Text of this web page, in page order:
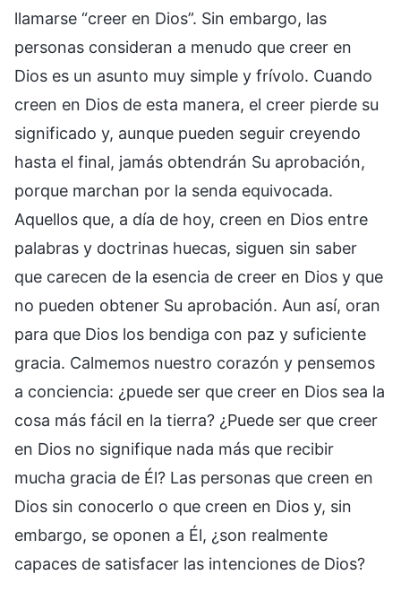
llamarse “creer en Dios”. Sin embargo, las
personas consideran a menudo que creer en
Dios es un asunto muy simple y frívolo. Cuando
creen en Dios de esta manera, el creer pierde su
significado y, aunque pueden seguir creyendo
hasta el final, jamás obtendrán Su aprobación,
porque marchan por la senda equivocada.
Aquellos que, a día de hoy, creen en Dios entre
palabras y doctrinas huecas, siguen sin saber
que carecen de la esencia de creer en Dios y que
no pueden obtener Su aprobación. Aun así, oran
para que Dios los bendiga con paz y suficiente
gracia. Calmemos nuestro corazón y pensemos
a conciencia: ¿puede ser que creer en Dios sea la
cosa más fácil en la tierra? ¿Puede ser que creer
en Dios no signifique nada más que recibir
mucha gracia de Él? Las personas que creen en
Dios sin conocerlo o que creen en Dios y, sin
embargo, se oponen a Él, ¿son realmente
capaces de satisfacer las intenciones de Dios?